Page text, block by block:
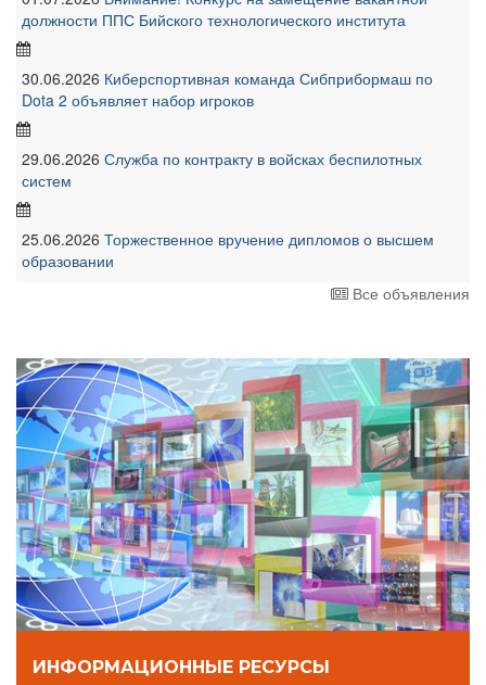
должности ППС Бийского технологического института
30.06.2026 Киберспортивная команда Сибприбормаш по
Dota 2 объявляет набор игроков
29.06.2026 Служба по контракту в войсках беспилотных
систем
25.06.2026 Торжественное вручение дипломов о высшем
образовании
Все объявления
ИНФОРМАЦИОННЫЕ РЕСУРСЫ